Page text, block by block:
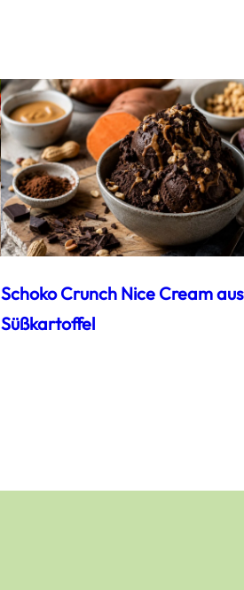
Schoko Crunch Nice Cream aus
Süßkartoffel